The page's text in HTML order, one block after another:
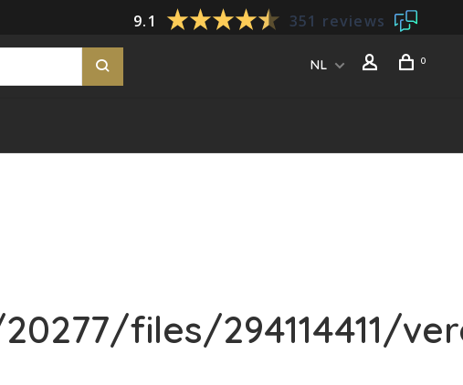
9.1 351 reviews
NL 0
files/294114411/